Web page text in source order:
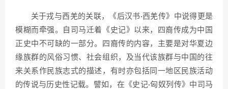
关于戎与西羌的关联，《后汉书·西羌传》中说得更是
模糊而牵强。自司马迁着《史记》以来，四裔传成为中国
正史中不可缺的一部分。四裔传的内容，主要是对华夏边
缘族群的风俗习惯、社会组织，及当代该族群与中国的往
来关系作民族志式的描述，有时亦包括同一地区民族活动
的传说与历史性记载。譬如，在《史记·匈奴列传》中司马